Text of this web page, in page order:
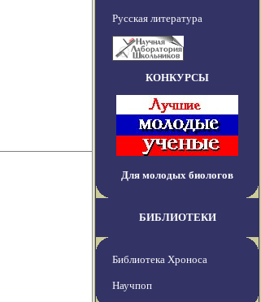
Русская литература
КОНКУРСЫ
Для молодых биологов
БИБЛИОТЕКИ
Библиотека Хроноса
Научпоп